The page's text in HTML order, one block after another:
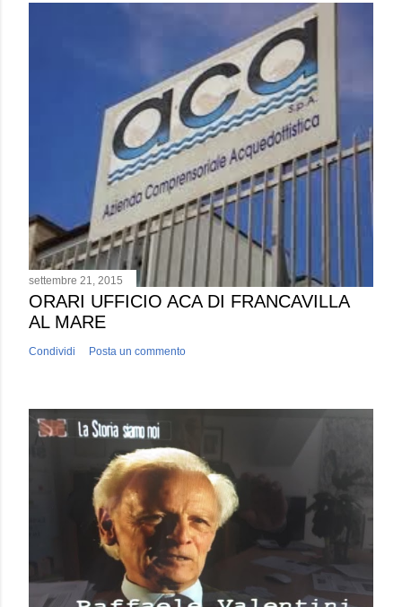
settembre 21, 2015
ORARI UFFICIO ACA DI FRANCAVILLA
AL MARE
Condividi Posta un commento